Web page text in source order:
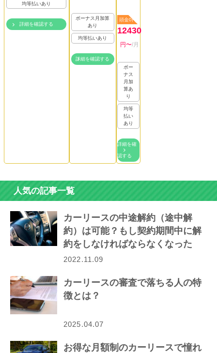
均等払いあり
詳細を確認する
ボーナス月加算
あり
均等払いあり
詳細を確認する
頭金0円
12430
円〜/月
ボー
ナス
月加
算あ
り
均等
払い
あり
詳細を確
認する
人気の記事一覧
カーリースの中途解約（途中解
約）は可能？もし契約期間中に解
約をしなければならなくなった
ら…
2022.11.09
カーリースの審査で落ちる人の特
徴とは？
2025.04.07
お得な月額制のカーリースで憧れ